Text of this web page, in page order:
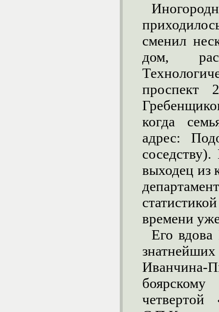
сменил
дом,
проспект
когда
адрес:
выходец из
времени
Его вдова